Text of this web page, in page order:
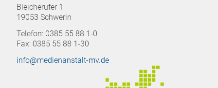
Bleicherufer 1
19053 Schwerin
Telefon: 0385 55 88 1-0
Fax: 0385 55 88 1-30
info@medienanstalt-mv.de